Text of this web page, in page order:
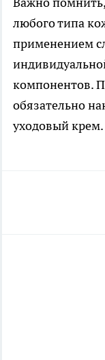
любого типа
применением
компонентов.
обязательно
уходовый крем.